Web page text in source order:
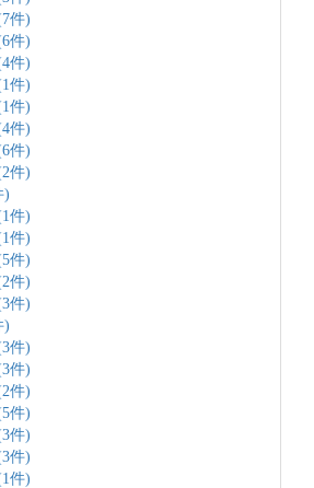
件)
件)
件)
件)
件)
件)
件)
件)
)
件)
件)
件)
件)
件)
)
件)
件)
件)
件)
件)
件)
件)